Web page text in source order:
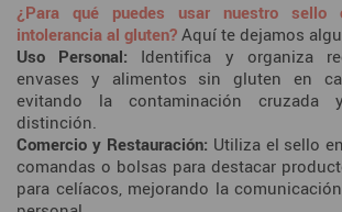
¿Para qué puedes usar nuestro
intolerancia al gluten? Aquí te dejamos
Uso Personal: Identifica y organiza
envases y alimentos sin gluten en
evitando la contaminación cruzada
distinción.
Comercio y Restauración: Utiliza el sello
comandas o bolsas para destacar
para celíacos, mejorando la